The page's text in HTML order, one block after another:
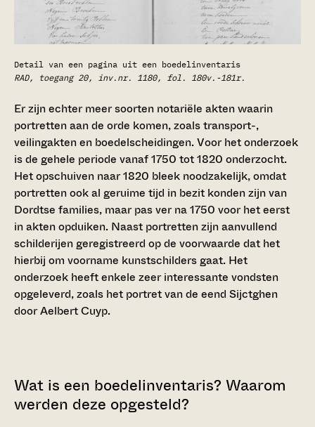
Er zijn echter meer soorten notariële akten waarin
portretten aan de orde komen, zoals transport-,
veilingakten en boedelscheidingen. Voor het onderzoek
is de gehele periode vanaf 1750 tot 1820 onderzocht.
Het opschuiven naar 1820 bleek noodzakelijk, omdat
portretten ook al geruime tijd in bezit konden zijn van
Dordtse families, maar pas ver na 1750 voor het eerst
in akten opduiken. Naast portretten zijn aanvullend
schilderijen geregistreerd op de voorwaarde dat het
hierbij om voorname kunstschilders gaat. Het
onderzoek heeft enkele zeer interessante vondsten
opgeleverd, zoals het portret van de eend Sijctghen
door Aelbert Cuyp.
Detail van een pagina uit een boedelinventaris
RAD, toegang 20, inv.nr. 1180, fol. 180v.-181r.
Wat is een boedelinventaris? Waarom
werden deze opgesteld?